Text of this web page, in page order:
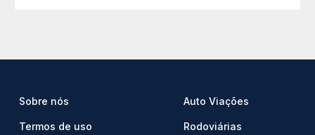
Sobre nós
Termos de uso
Auto Viações
Rodoviárias